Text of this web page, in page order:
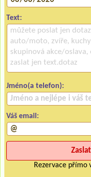
Text:
Jméno(a telefon):
Váš email:
Rezervace přímo